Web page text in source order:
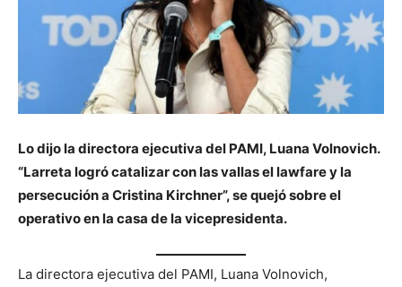
Lo dijo la directora ejecutiva del PAMI, Luana Volnovich.
“Larreta logró catalizar con las vallas el lawfare y la
persecución a Cristina Kirchner”, se quejó sobre el
operativo en la casa de la vicepresidenta.
La directora ejecutiva del PAMI, Luana Volnovich,